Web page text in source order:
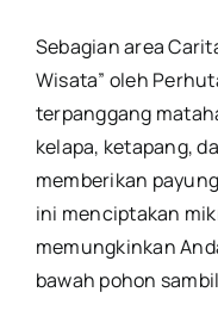
Sebagian area
Wisata” oleh
terpanggang
kelapa, ketapang,
memberikan
ini menciptakan
memungkinkan
bawah pohon